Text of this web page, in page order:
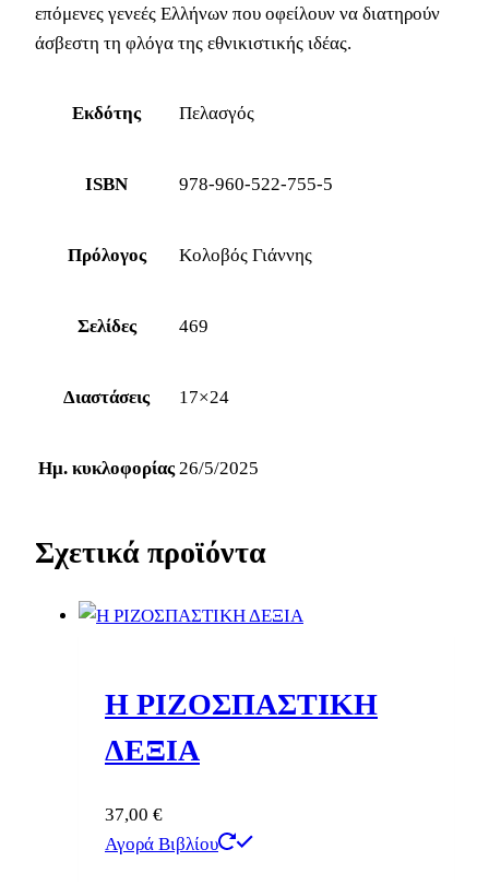
επόμενες γενεές Ελλήνων που οφείλουν να διατηρούν
άσβεστη τη φλόγα της εθνικιστικής ιδέας.
Εκδότης Πελασγός
ISBN 978-960-522-755-5
Πρόλογος Κολοβός Γιάννης
Σελίδες 469
Διαστάσεις 17×24
Ημ. κυκλοφορίας 26/5/2025
Σχετικά προϊόντα
Η ΡΙΖΟΣΠΑΣΤΙΚΗ
ΔΕΞΙΑ
37,00 €
Αγορά Βιβλίου